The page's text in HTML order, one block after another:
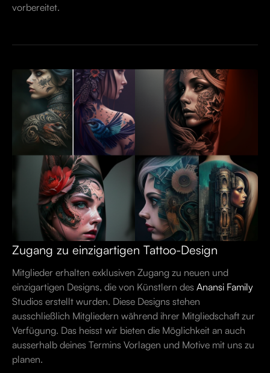
vorbereitet.
Zugang zu einzigartigen Tattoo-Design
Mitglieder erhalten exklusiven Zugang zu neuen und
einzigartigen Designs, die von Künstlern des Anansi Family
Studios erstellt wurden. Diese Designs stehen
ausschließlich Mitgliedern während ihrer Mitgliedschaft zur
Verfügung. Das heisst wir bieten die Möglichkeit an auch
ausserhalb deines Termins Vorlagen und Motive mit uns zu
planen.